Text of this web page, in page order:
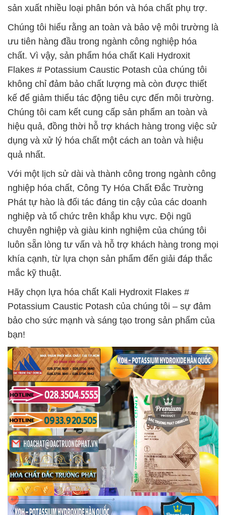
sản xuất nhiều loại phân bón và hóa chất phụ trợ.
Chúng tôi hiểu rằng an toàn và bảo vệ môi trường là
ưu tiên hàng đầu trong ngành công nghiệp hóa
chất. Vì vậy, sản phẩm hóa chất Kali Hydroxit
Flakes # Potassium Caustic Potash của chúng tôi
không chỉ đảm bảo chất lượng mà còn được thiết
kế để giảm thiểu tác động tiêu cực đến môi trường.
Chúng tôi cam kết cung cấp sản phẩm an toàn và
hiệu quả, đồng thời hỗ trợ khách hàng trong việc sử
dụng và xử lý hóa chất một cách an toàn và hiệu
quả nhất.
Với một lịch sử dài và thành công trong ngành công
nghiệp hóa chất, Công Ty Hóa Chất Đắc Trường
Phát tự hào là đối tác đáng tin cậy của các doanh
nghiệp và tổ chức trên khắp khu vực. Đội ngũ
chuyên nghiệp và giàu kinh nghiệm của chúng tôi
luôn sẵn lòng tư vấn và hỗ trợ khách hàng trong mọi
khía cạnh, từ lựa chọn sản phẩm đến giải đáp thắc
mắc kỹ thuật.
Hãy chọn lựa hóa chất Kali Hydroxit Flakes #
Potassium Caustic Potash của chúng tôi – sự đảm
bảo cho sức mạnh và sáng tạo trong sản phẩm của
bạn!